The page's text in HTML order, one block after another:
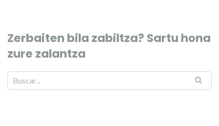
Zerbaiten bila zabiltza? Sartu hona
zure zalantza